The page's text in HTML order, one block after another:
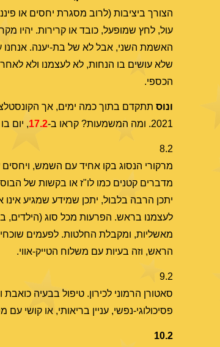
הצורך ביציבות (לרוב מסגרת יחסים או
עול, לחץ שמופעל, כובד או קרירות. יהיו
האשמת השני, אבל לא של בת-יענה. אנחנו
שלא עושים בו הנחות, לא לעצמנו ולא
הכספי.
ונוס תתקדם בתוך כמה ימים, אך
2021. ומה המשמעות? קראו ב-
17.2, יום
8.2
מרקורי הנסוג בקו אחיד עם השמש,
מדברים קטנים כמו לו"ז או בקשות של
יתכן הרבה בלבול, יתכן שמידע שמגיע אינו
לעצמנו בראש. הפרעות מכל סוג (הילדים,
מאשליות, ומקבלת החלטות. לפעמים
הראש, וזה בעיות עם משלוח הטייק-אווי.
9.2
סאטורן הרמוני לכירון. טיפול בבעיה
פסיכולוגי-נפשי, עניין בריאותי, או קושי
10.2